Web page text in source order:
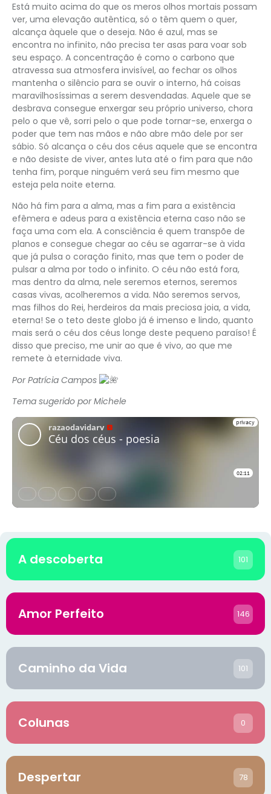
Está muito acima do que os meros olhos mortais possam
ver, uma elevação autêntica, só o têm quem o quer,
alcança àquele que o deseja. Não é azul, mas se
encontra no infinito, não precisa ter asas para voar sob
seu espaço. A concentração é como o carbono que
atravessa sua atmosfera invisível, ao fechar os olhos
mantenha o silêncio para se ouvir o interno, há coisas
maravilhosíssimas a serem desvendadas. Aquele que se
desbrava consegue enxergar seu próprio universo, chora
pelo o que vê, sorri pelo o que pode tornar-se, enxerga o
poder que tem nas mãos e não abre mão dele por ser
sábio. Só alcança o céu dos céus aquele que se encontra
e não desiste de viver, antes luta até o fim para que não
tenha fim, porque ninguém verá seu fim mesmo que
esteja pela noite eterna.
Não há fim para a alma, mas a fim para a existência
efêmera e adeus para a existência eterna caso não se
faça uma com ela. A consciência é quem transpõe de
planos e consegue chegar ao céu se agarrar-se à vida
que já pulsa o coração finito, mas que tem o poder de
pulsar a alma por todo o infinito. O céu não está fora,
mas dentro da alma, nele seremos eternos, seremos
casas vivas, acolheremos a vida. Não seremos servos,
mas filhos do Rei, herdeiros da mais preciosa joia, a vida,
eterna! Se o teto deste globo já é imenso e lindo, quanto
mais será o céu dos céus longe deste pequeno paraíso! É
disso que preciso, me unir ao que é vivo, ao que me
remete à eternidade viva.
Por Patrícia Campos
Tema sugerido por Michele
A descoberta 101
Amor Perfeito 146
Caminho da Vida 101
Colunas 0
Despertar 78